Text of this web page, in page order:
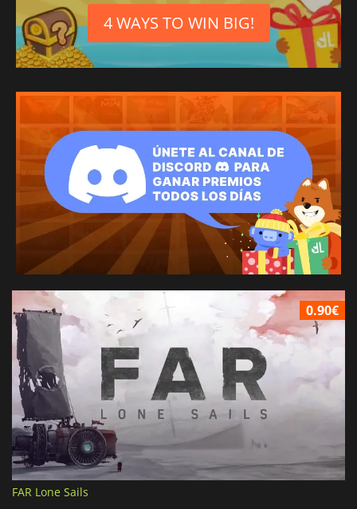
4 WAYS TO WIN BIG!
0.90€
FAR Lone Sails